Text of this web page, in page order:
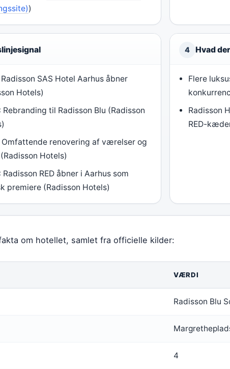
)
Radisson SAS Hotel Aarhus åbner
Hotels)
Rebranding til Radisson Blu (Radisson
Omfattende renovering af værelser og
Hotels)
Radisson RED åbner i Aarhus som
premiere (Radisson Hotels)
4 Hvad
Flere
Radisson
RED-
om hotellet, samlet fra officielle kilder:
VÆRDI
Radisson Blu
4